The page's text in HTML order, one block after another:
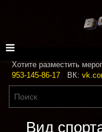
Хотите разместить
953-145-86-17 ВК:
Вид